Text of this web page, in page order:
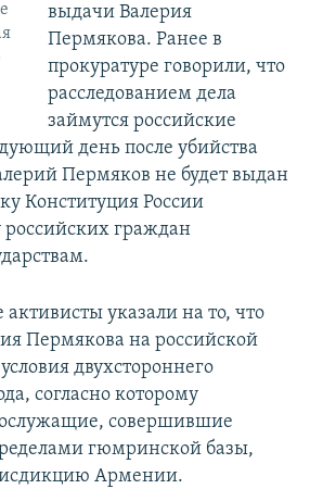
выдачи Валерия
Пермякова. Ранее в
прокуратуре говорили, что
расследованием дела
займутся российские
день после убийства
Пермяков не будет выдан
Конституция России
граждан
указали на то, что
Пермякова на российской
двухстороннего
согласно которому
совершившие
гюмринской базы,
Армении.